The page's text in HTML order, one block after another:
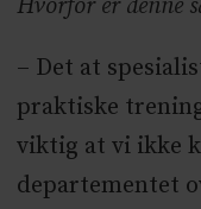
Hvorfor er denne
– Det at
praktiske
viktig at vi ikke
departementet